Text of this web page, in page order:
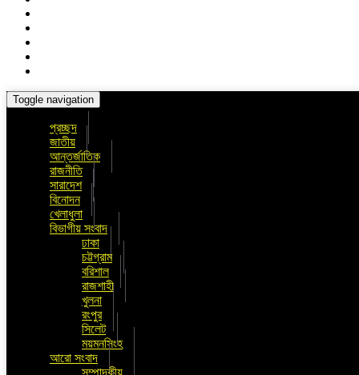
Toggle navigation
প্রচ্ছদ
জাতীয়
আন্তর্জাতিক
রাজনীতি
সারাদেশ
বিনোদন
খেলাধুলা
বিভাগীয় সংবাদ
ঢাকা
চট্টগ্রাম
বরিশাল
রাজশাহী
খুলনা
রংপুর
সিলেট
ময়মনসিংহ
আরো সংবাদ
সম্পাদকীয়